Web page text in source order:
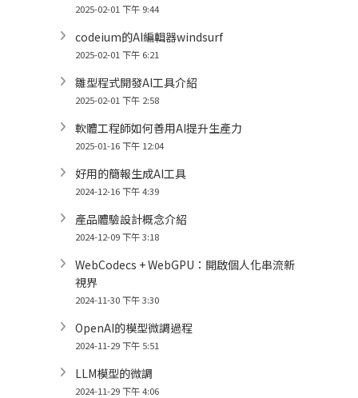
2025-02-01 下午 9:44
codeium的AI編輯器windsurf
2025-02-01 下午 6:21
雛型程式開發AI工具介紹
2025-02-01 下午 2:58
軟體工程師如何善用AI提升生產力
2025-01-16 下午 12:04
好用的簡報生成AI工具
2024-12-16 下午 4:39
產品體驗設計概念介紹
2024-12-09 下午 3:18
WebCodecs + WebGPU：開啟個人化串流新
視界
2024-11-30 下午 3:30
OpenAI的模型微調過程
2024-11-29 下午 5:51
LLM模型的微調
2024-11-29 下午 4:06